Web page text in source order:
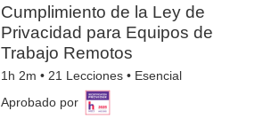
Cumplimiento de la Ley de
Privacidad para Equipos de
Trabajo Remotos
1h 2m • 21 Lecciones • Esencial
Aprobado por